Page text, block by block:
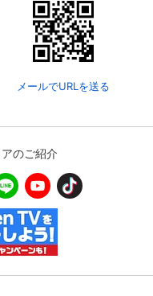
メールでURLを送る
のご紹介